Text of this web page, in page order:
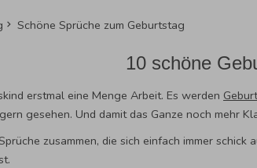
Schöne Sprüche zum Geburtstag
10 schöne
erstmal eine Menge Arbeit. Es werden
gesehen. Und damit das Ganze noch mehr
zusammen, die sich einfach immer